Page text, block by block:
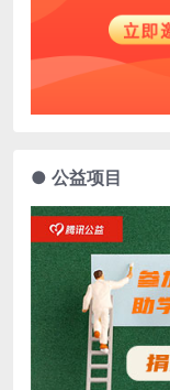
● 公益项目